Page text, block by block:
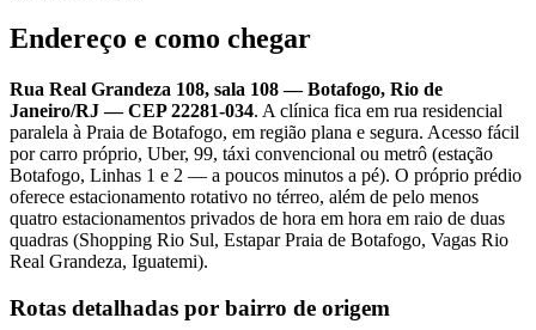
Endereço e como chegar
Rua Real Grandeza 108, sala 108 — Botafogo, Rio de
Janeiro/RJ — CEP 22281-034. A clínica fica em rua residencial
paralela à Praia de Botafogo, em região plana e segura. Acesso fácil
por carro próprio, Uber, 99, táxi convencional ou metrô (estação
Botafogo, Linhas 1 e 2 — a poucos minutos a pé). O próprio prédio
oferece estacionamento rotativo no térreo, além de pelo menos
quatro estacionamentos privados de hora em hora em raio de duas
quadras (Shopping Rio Sul, Estapar Praia de Botafogo, Vagas Rio
Real Grandeza, Iguatemi).
Rotas detalhadas por bairro de origem